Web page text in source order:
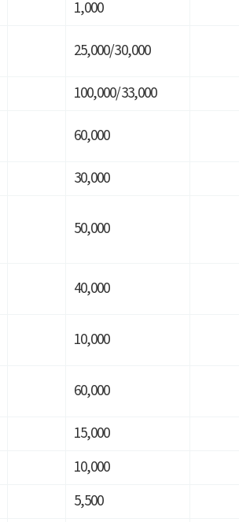
1,000
25,000/30,000
100,000/33,000
60,000
30,000
50,000
40,000
10,000
60,000
15,000
10,000
5,500